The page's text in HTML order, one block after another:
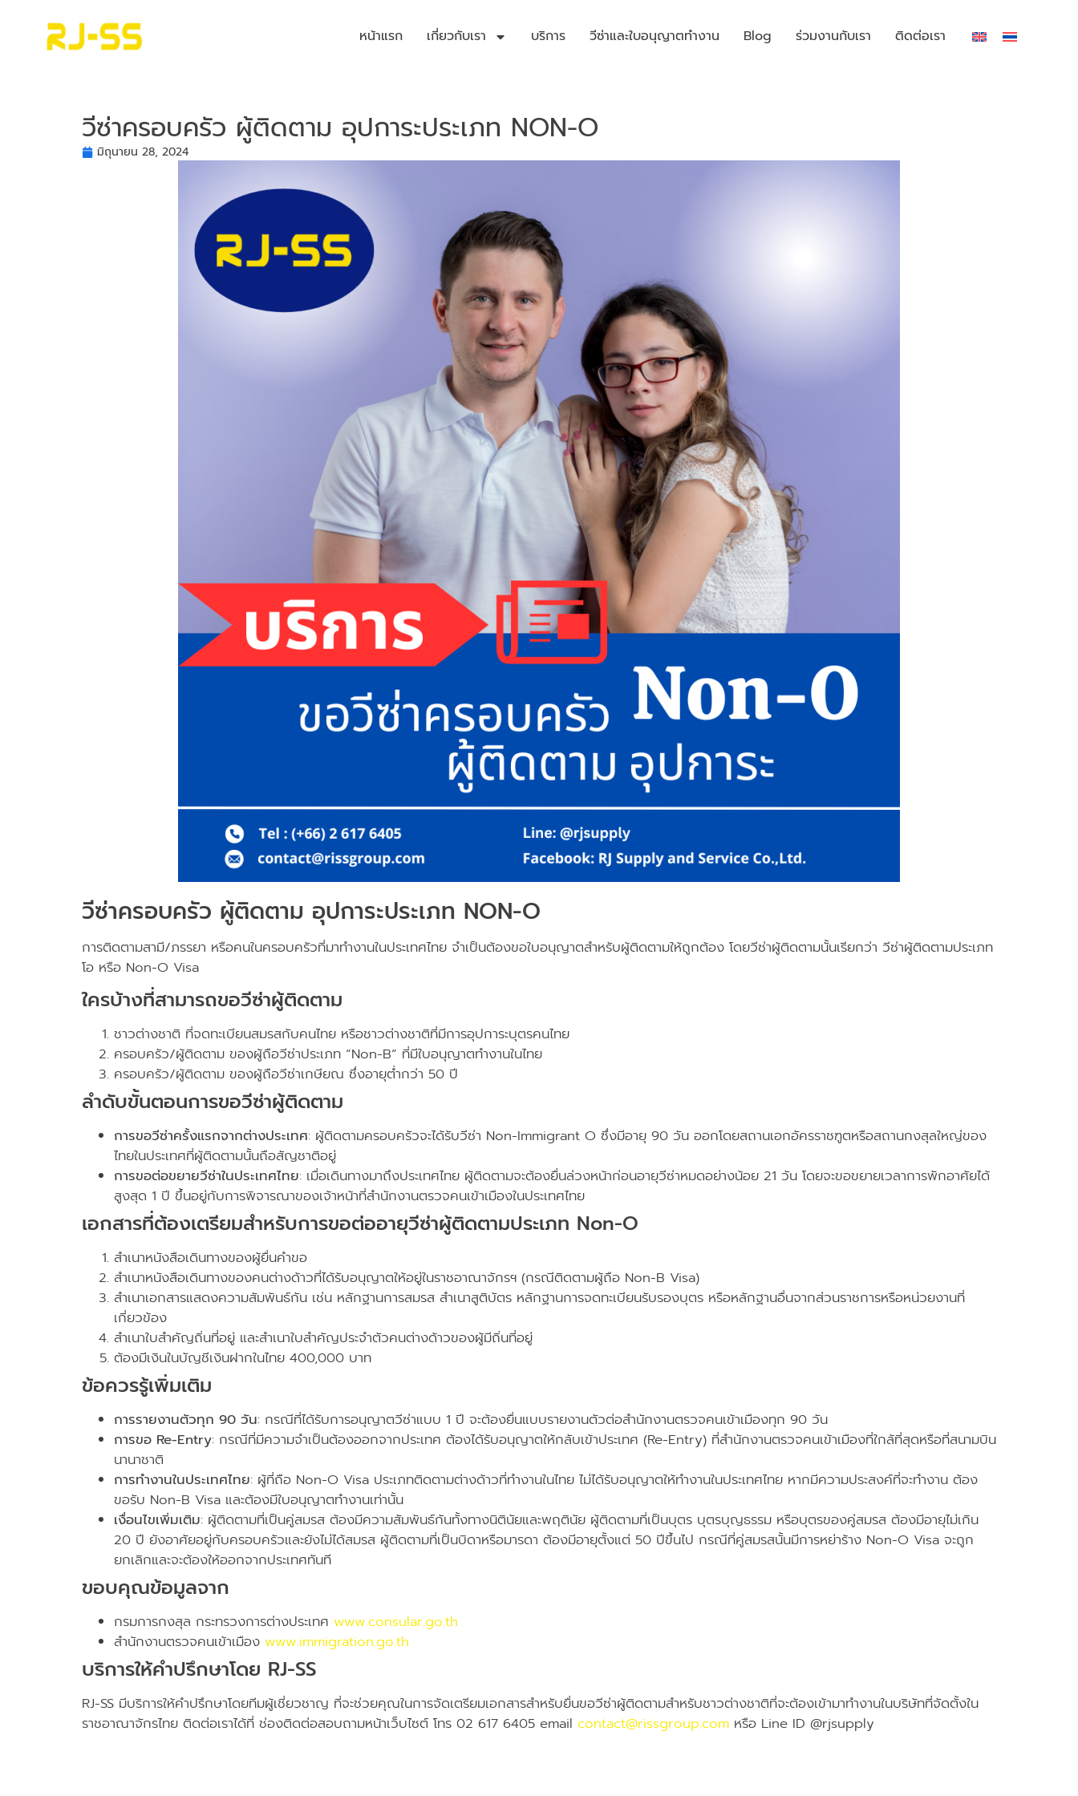
หน้าแรก เกี่ยวกับเรา บริการ วีซ่าและใบอนุญาตทํางาน Blog ร่วมงานกับเรา ติดต่อเรา
วีซ่าครอบครัว ผู้ติดตาม อุปการะประเภท NON-O
มิถุนายน 28, 2024
วีซ่าครอบครัว ผู้ติดตาม อุปการะประเภท NON-O
การติดตามสามี/ภรรยา หรือคนในครอบครัวที่มาทำงานในประเทศไทย จำเป็นต้องขอใบอนุญาตสำหรับผู้ติดตามให้ถูกต้อง โดยวีซ่าผู้ติดตามนั้นเรียกว่า วีซ่าผู้ติดตามประเภท
โอ หรือ Non-O Visa
ใครบ้างที่สามารถขอวีซ่าผู้ติดตาม
ชาวต่างชาติ ที่จดทะเบียนสมรสกับคนไทย หรือชาวต่างชาติที่มีการอุปการะบุตรคนไทย
ครอบครัว/ผู้ติดตาม ของผู้ถือวีซ่าประเภท “Non-B” ที่มีใบอนุญาตทำงานในไทย
ครอบครัว/ผู้ติดตาม ของผู้ถือวีซ่าเกษียณ ซึ่งอายุต่ำกว่า 50 ปี
ลำดับขั้นตอนการขอวีซ่าผู้ติดตาม
การขอวีซ่าครั้งแรกจากต่างประเทศ: ผู้ติดตามครอบครัวจะได้รับวีซ่า Non-Immigrant O ซึ่งมีอายุ 90 วัน ออกโดยสถานเอกอัครราชฑูตหรือสถานกงสุลใหญ่ของ
ไทยในประเทศที่ผู้ติดตามนั้นถือสัญชาติอยู่
การขอต่อขยายวีซ่าในประเทศไทย: เมื่อเดินทางมาถึงประเทศไทย ผู้ติดตามจะต้องยื่นล่วงหน้าก่อนอายุวีซ่าหมดอย่างน้อย 21 วัน โดยจะขอขยายเวลาการพักอาศัยได้
สูงสุด 1 ปี ขึ้นอยู่กับการพิจารณาของเจ้าหน้าที่สำนักงานตรวจคนเข้าเมืองในประเทศไทย
เอกสารที่ต้องเตรียมสำหรับการขอต่ออายุวีซ่าผู้ติดตามประเภท Non-O
สำเนาหนังสือเดินทางของผู้ยื่นคำขอ
สำเนาหนังสือเดินทางของคนต่างด้าวที่ได้รับอนุญาตให้อยู่ในราชอาณาจักรฯ (กรณีติดตามผู้ถือ Non-B Visa)
สำเนาเอกสารแสดงความสัมพันธ์กัน เช่น หลักฐานการสมรส สำเนาสูติบัตร หลักฐานการจดทะเบียนรับรองบุตร หรือหลักฐานอื่นจากส่วนราชการหรือหน่วยงานที่
เกี่ยวข้อง
สำเนาใบสำคัญถิ่นที่อยู่ และสำเนาใบสำคัญประจำตัวคนต่างด้าวของผู้มีถิ่นที่อยู่
ต้องมีเงินในบัญชีเงินฝากในไทย 400,000 บาท
ข้อควรรู้เพิ่มเติม
การรายงานตัวทุก 90 วัน: กรณีที่ได้รับการอนุญาตวีซ่าแบบ 1 ปี จะต้องยื่นแบบรายงานตัวต่อสำนักงานตรวจคนเข้าเมืองทุก 90 วัน
การขอ Re-Entry: กรณีที่มีความจำเป็นต้องออกจากประเทศ ต้องได้รับอนุญาตให้กลับเข้าประเทศ (Re-Entry) ที่สำนักงานตรวจคนเข้าเมืองที่ใกล้ที่สุดหรือที่สนามบิน
นานาชาติ
การทำงานในประเทศไทย: ผู้ที่ถือ Non-O Visa ประเภทติดตามต่างด้าวที่ทำงานในไทย ไม่ได้รับอนุญาตให้ทำงานในประเทศไทย หากมีความประสงค์ที่จะทำงาน ต้อง
ขอรับ Non-B Visa และต้องมีใบอนุญาตทำงานเท่านั้น
เงื่อนไขเพิ่มเติม: ผู้ติดตามที่เป็นคู่สมรส ต้องมีความสัมพันธ์กันทั้งทางนิตินัยและพฤตินัย ผู้ติดตามที่เป็นบุตร บุตรบุญธรรม หรือบุตรของคู่สมรส ต้องมีอายุไม่เกิน
20 ปี ยังอาศัยอยู่กับครอบครัวและยังไม่ได้สมรส ผู้ติดตามที่เป็นบิดาหรือมารดา ต้องมีอายุตั้งแต่ 50 ปีขึ้นไป กรณีที่คู่สมรสนั้นมีการหย่าร้าง Non-O Visa จะถูก
ยกเลิกและจะต้องให้ออกจากประเทศทันที
ขอบคุณข้อมูลจาก
กรมการกงสุล กระทรวงการต่างประเทศ www.consular.go.th
สำนักงานตรวจคนเข้าเมือง www.immigration.go.th
บริการให้คำปรึกษาโดย RJ-SS
RJ-SS มีบริการให้คำปรึกษาโดยทีมผู้เชี่ยวชาญ ที่จะช่วยคุณในการจัดเตรียมเอกสารสำหรับยื่นขอวีซ่าผู้ติดตามสำหรับชาวต่างชาติที่จะต้องเข้ามาทำงานในบริษัทที่จัดตั้งใน
ราชอาณาจักรไทย ติดต่อเราได้ที่ ช่องติดต่อสอบถามหน้าเว็บไซต์ โทร 02 617 6405 email contact@rissgroup.com หรือ Line ID @rjsupply